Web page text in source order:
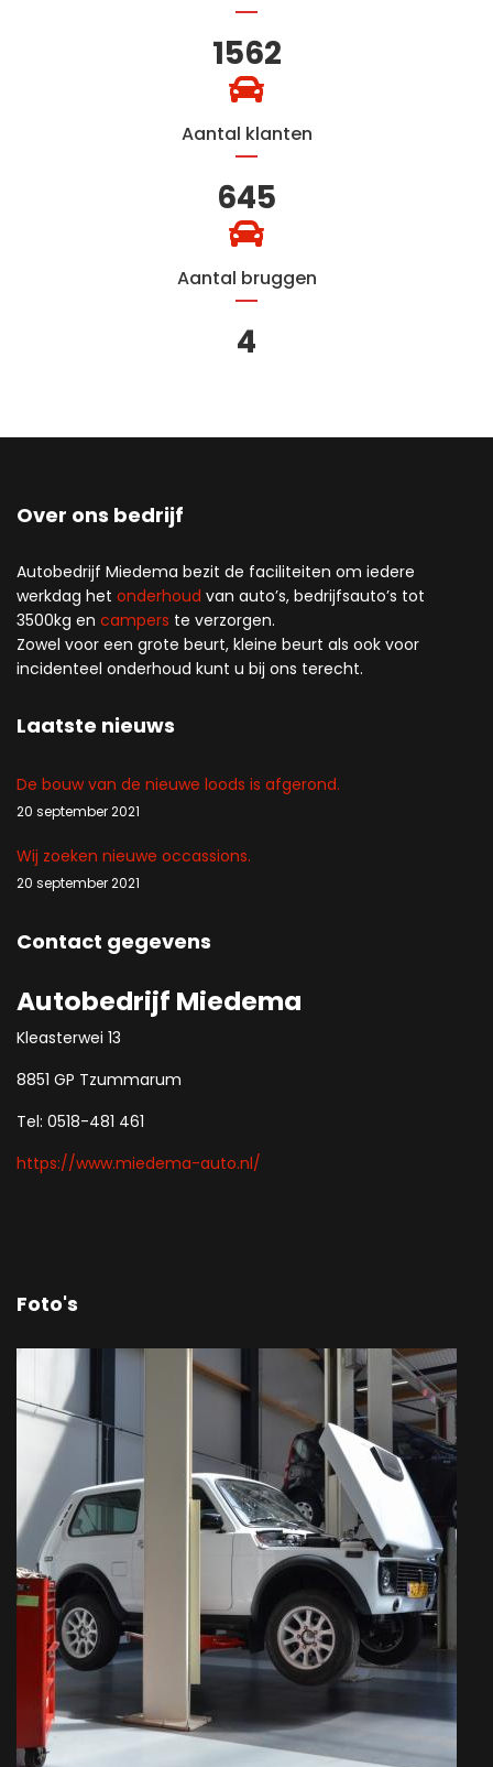
1562
Aantal klanten
645
Aantal bruggen
4
Over ons bedrijf
Autobedrijf Miedema bezit de faciliteiten om iedere
werkdag het onderhoud van auto’s, bedrijfsauto’s tot
3500kg en campers te verzorgen.
Zowel voor een grote beurt, kleine beurt als ook voor
incidenteel onderhoud kunt u bij ons terecht.
Laatste nieuws
De bouw van de nieuwe loods is afgerond.
20 september 2021
Wij zoeken nieuwe occassions.
20 september 2021
Contact gegevens
Autobedrijf Miedema
Kleasterwei 13
8851 GP Tzummarum
Tel: 0518-481 461
https://www.miedema-auto.nl/
Foto's